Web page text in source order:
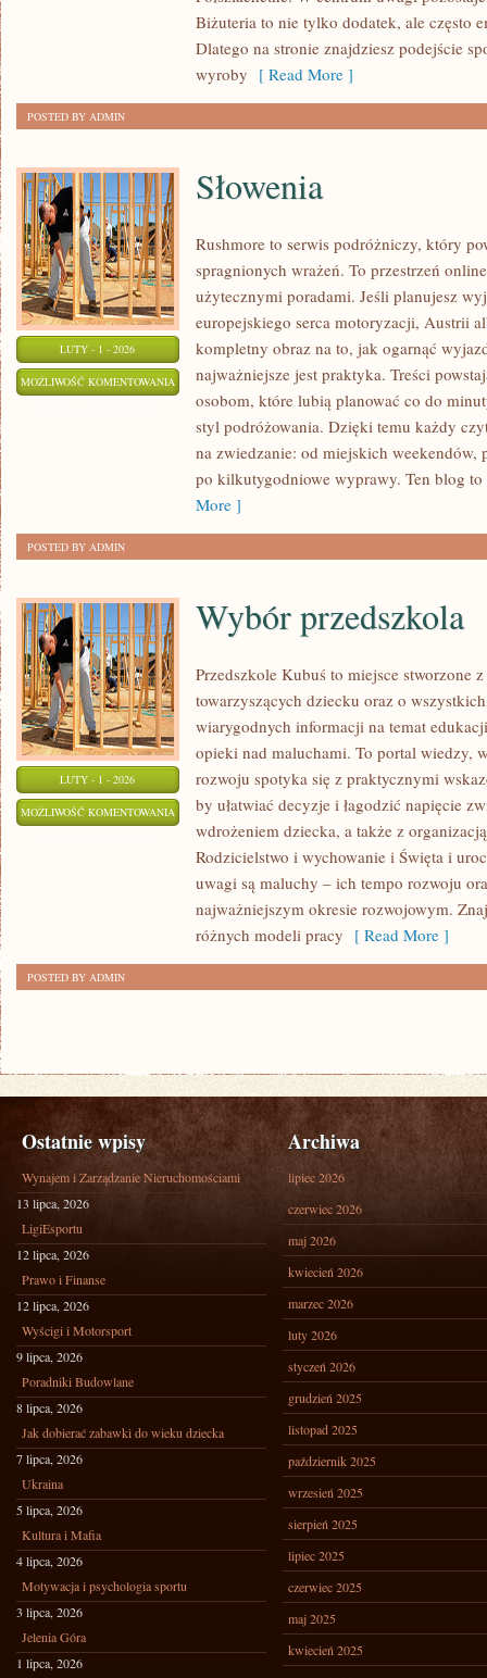
PIELĘGNACJA
BIŻUTERII
Biżuteria to nie tylko dodatek, ale często
Dlatego na stronie znajdziesz podejście
wyroby [ Read More ]
POSTED BY ADMIN
LUTY - 1 - 2026
MOŻLIWOŚĆ KOMENTOWANIA SŁOWENIA
Słowenia
Rushmore to serwis podróżniczy, który
spragnionych wrażeń. To przestrzeń
użytecznymi poradami. Jeśli planujesz
europejskiego serca motoryzacji, Austrii
kompletny obraz na to, jak ogarnąć
najważniejsze jest praktyka. Treści
osobom, które lubią planować co do
styl podróżowania. Dzięki temu każdy
na zwiedzanie: od miejskich weekendów,
po kilkutygodniowe wyprawy. Ten blog to
More ]
POSTED BY ADMIN
LUTY - 1 - 2026
MOŻLIWOŚĆ KOMENTOWANIA WYBÓR
PRZEDSZKOLA
Wybór przedszkola
Przedszkole Kubuś to miejsce stworzone
towarzyszących dziecku oraz o
wiarygodnych informacji na temat
opieki nad maluchami. To portal wiedzy,
rozwoju spotyka się z praktycznymi
by ułatwiać decyzje i łagodzić napięcie
wdrożeniem dziecka, a także z
Rodzicielstwo i wychowanie i Święta i
uwagi są maluchy – ich tempo rozwoju
najważniejszym okresie rozwojowym.
różnych modeli pracy [ Read More ]
POSTED BY ADMIN
Ostatnie wpisy
Wynajem i Zarządzanie Nieruchomościami
13 lipca, 2026
LigiEsportu
12 lipca, 2026
Prawo i Finanse
12 lipca, 2026
Wyścigi i Motorsport
9 lipca, 2026
Poradniki Budowlane
8 lipca, 2026
Jak dobierać zabawki do wieku dziecka
7 lipca, 2026
Ukraina
5 lipca, 2026
Kultura i Mafia
4 lipca, 2026
Motywacja i psychologia sportu
3 lipca, 2026
Jelenia Góra
1 lipca, 2026
Archiwa
lipiec 2026
czerwiec 2026
maj 2026
kwiecień 2026
marzec 2026
luty 2026
styczeń 2026
grudzień 2025
listopad 2025
październik 2025
wrzesień 2025
sierpień 2025
lipiec 2025
czerwiec 2025
maj 2025
kwiecień 2025